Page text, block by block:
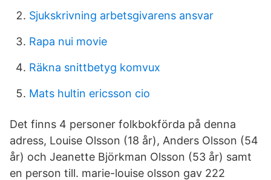
Sjukskrivning arbetsgivarens ansvar
Rapa nui movie
Räkna snittbetyg komvux
Mats hultin ericsson cio
Det finns 4 personer folkbokförda på denna
adress, Louise Olsson (18 år), Anders Olsson (54
år) och Jeanette Björkman Olsson (53 år) samt
en person till. marie-louise olsson gav 222